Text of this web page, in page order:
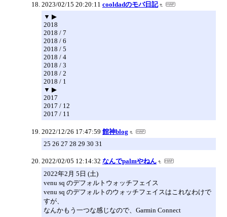
2023/02/15 20:20:11 cooldadのモバ日記
▼ ▶
2018
2018 / 7
2018 / 6
2018 / 5
2018 / 4
2018 / 3
2018 / 2
2018 / 1
▼ ▶
2017
2017 / 12
2017 / 11
2022/12/26 17:47:59 館神blog
25 26 27 28 29 30 31
2022/02/05 12:14:32 なんでpalmやねん
2022年2月 5日 (土)
venu sq のデフォルトウォッチフェイス
venu sq のデフォルトのウォッチフェイスはこれなわけで
すが、
なんかもう一つな感じなので、Garmin Connect